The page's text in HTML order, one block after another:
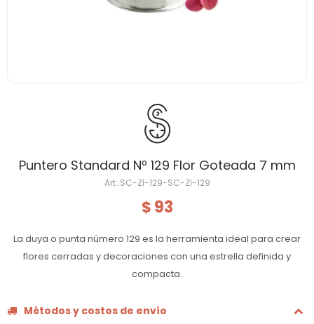
Puntero Standard Nº 129 Flor Goteada 7 mm
SC-ZI-129-SC-ZI-129
$ 93
La duya o punta número 129 es la herramienta ideal para crear
flores cerradas y decoraciones con una estrella definida y
compacta.
Métodos y costos de envío